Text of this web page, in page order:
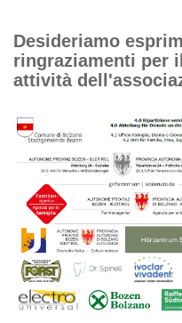
Desideriamo
ringraziamenti per
attività